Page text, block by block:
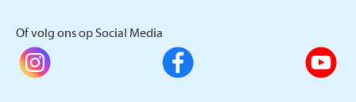
Of volg ons op Social Media